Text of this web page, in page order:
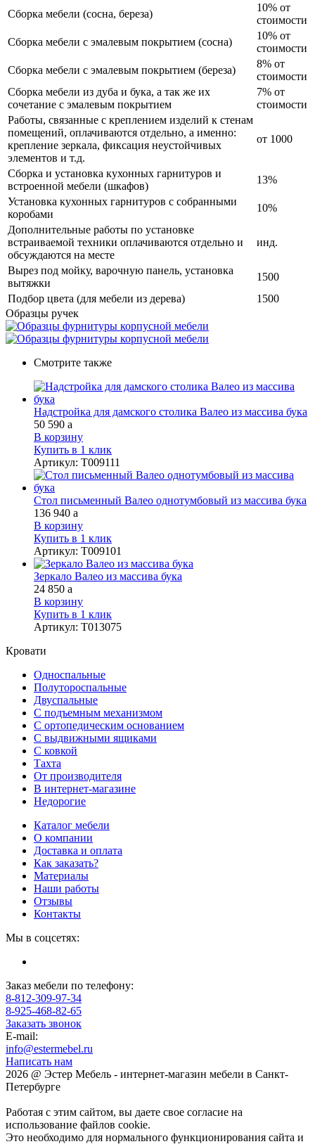
Сборка мебели (сосна, береза)
10% от
стоимости
Сборка мебели с эмалевым покрытием (сосна)
10% от
стоимости
Сборка мебели с эмалевым покрытием (береза)
8% от
стоимости
Сборка мебели из дуба и бука, а так же их
сочетание с эмалевым покрытием
7% от
стоимости
Работы, связанные с креплением изделий к стенам
помещений, оплачиваются отдельно, а именно:
крепление зеркала, фиксация неустойчивых
элементов и т.д.
от 1000
Сборка и установка кухонных гарнитуров и
встроенной мебели (шкафов)
13%
Установка кухонных гарнитуров с собранными
коробами
10%
Дополнительные работы по установке
встраиваемой техники оплачиваются отдельно и
обсуждаются на месте
инд.
Вырез под мойку, варочную панель, установка
вытяжки
1500
Подбор цвета (для мебели из дерева)
1500
Образцы ручек
Смотрите также
Надстройка для дамского столика Валео из массива бука
50 590 a
В корзину
Купить в 1 клик
Артикул: Т009111
Стол письменный Валео однотумбовый из массива бука
136 940 a
В корзину
Купить в 1 клик
Артикул: Т009101
Зеркало Валео из массива бука
24 850 a
В корзину
Купить в 1 клик
Артикул: Т013075
Кровати
Односпальные
Полутороспальные
Двуспальные
С подъемным механизмом
С ортопедическим основанием
С выдвижными ящиками
С ковкой
Тахта
От производителя
В интернет-магазине
Недорогие
Каталог мебели
О компании
Доставка и оплата
Как заказать?
Материалы
Наши работы
Отзывы
Контакты
Мы в соцсетях:
Заказ мебели по телефону:
8-812-309-97-34
8-925-468-82-65
Заказать звонок
E-mail:
info@estermebel.ru
Написать нам
2026 @ Эстер Мебель - интернет-магазин мебели в Санкт-
Петербурге
Работая с этим сайтом, вы даете свое согласие на
использование файлов cookie.
Это необходимо для нормального функционирования сайта и